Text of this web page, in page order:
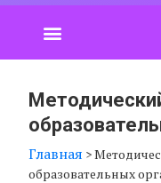
Главная >
образовательных